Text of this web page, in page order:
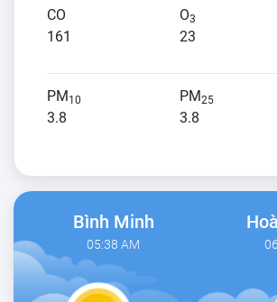
CO
161
O3
23
PM10
3.8
PM25
3.8
Bình Minh
05:38 AM